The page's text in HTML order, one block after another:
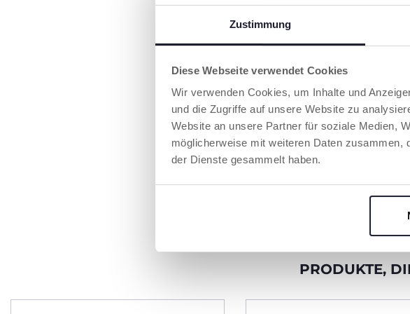
Zustimmung
Diese Webseite verwendet Cookies
Wir verwenden Cookies, um Inhalte und
und die Zugriffe auf unsere Website zu
Website an unsere Partner für soziale Medien,
möglicherweise mit weiteren Daten zusammen,
der Dienste gesammelt haben.
unterstützen.
PRODUKTE,